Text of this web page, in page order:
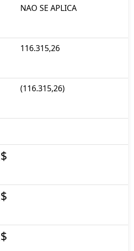
NAO SE APLICA
116.315,26
(116.315,26)